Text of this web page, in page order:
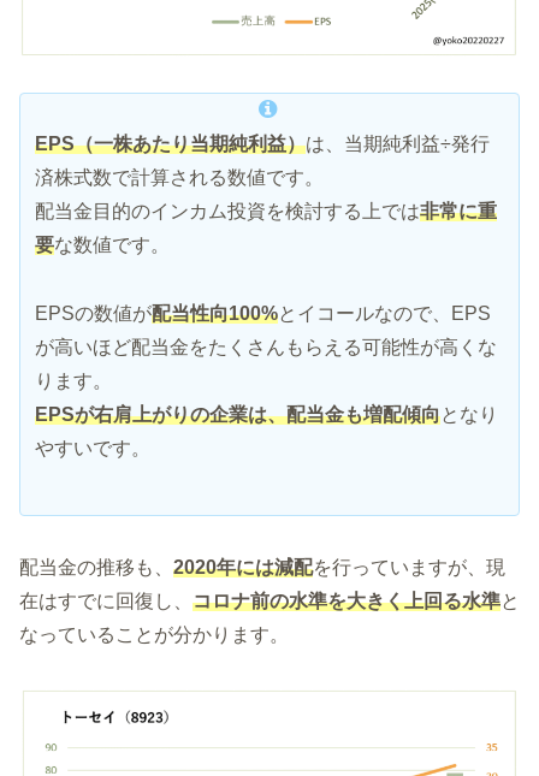
EPS（一株あたり当期純利益）は、当期純利益÷発行
済株式数で計算される数値です。
配当金目的のインカム投資を検討する上では非常に重
要な数値です。
EPSの数値が配当性向100%とイコールなので、EPS
が高いほど配当金をたくさんもらえる可能性が高くな
ります。
EPSが右肩上がりの企業は、配当金も増配傾向となり
やすいです。
配当金の推移も、 2020年には減配を行っていますが、現
在はすでに回復し、 コロナ前の水準を大きく上回る水準と
なっていることが分かります。